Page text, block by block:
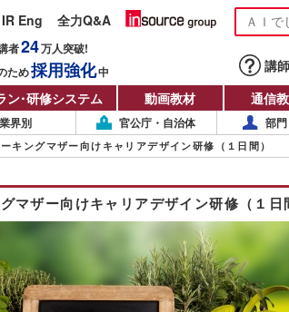
IR Eng 全力Q&A
者24万人突破!
ため採用強化中 講
ン・研修システム 動画教材 通信
業界別 官公庁・自治体 部
ーキングマザー向けキャリアデザイン研修（１日間）
マザー向けキャリアデザイン研修（１日